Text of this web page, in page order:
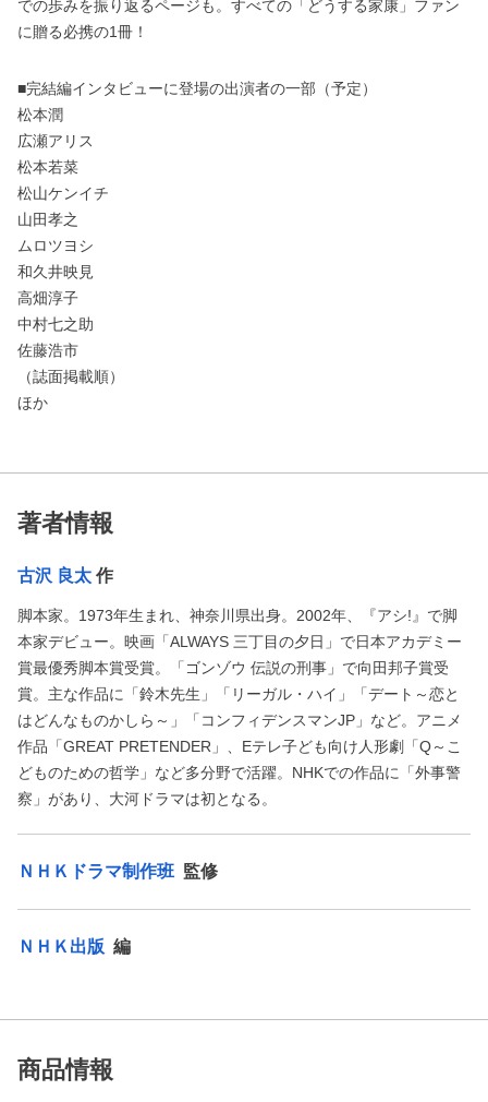
での歩みを振り返るページも。すべての「どうする家康」ファン
に贈る必携の1冊！
■完結編インタビューに登場の出演者の一部（予定）
松本潤
広瀬アリス
松本若菜
松山ケンイチ
山田孝之
ムロツヨシ
和久井映見
高畑淳子
中村七之助
佐藤浩市
（誌面掲載順）
ほか
著者情報
古沢 良太 作
脚本家。1973年生まれ、神奈川県出身。2002年、『アシ!』で脚
本家デビュー。映画「ALWAYS 三丁目の夕日」で日本アカデミー
賞最優秀脚本賞受賞。「ゴンゾウ 伝説の刑事」で向田邦子賞受
賞。主な作品に「鈴木先生」「リーガル・ハイ」「デート～恋と
はどんなものかしら～」「コンフィデンスマンJP」など。アニメ
作品「GREAT PRETENDER」、Eテレ子ども向け人形劇「Q～こ
どものための哲学」など多分野で活躍。NHKでの作品に「外事警
察」があり、大河ドラマは初となる。
ＮＨＫドラマ制作班 監修
ＮＨＫ出版 編
商品情報